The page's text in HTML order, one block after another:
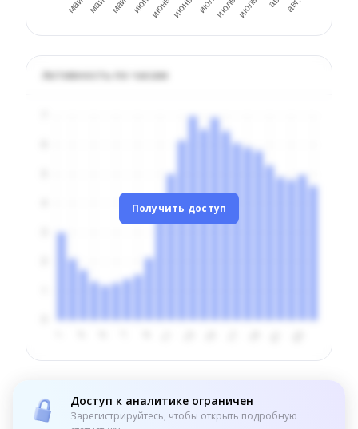
Активность по часам
Получить доступ
Доступ к аналитике ограничен
Зарегистрируйтесь, чтобы открыть подробную